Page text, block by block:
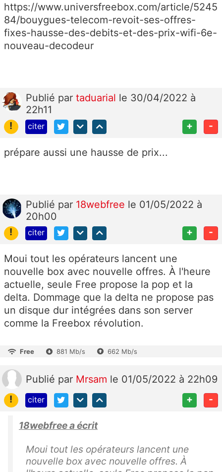
https://www.universfreebox.com/article/5245
84/bouygues-telecom-revoit-ses-offres-
fixes-hausse-des-debits-et-des-prix-wifi-6e-
nouveau-decodeur
Publié par taduarial le 30/04/2022 à
22h11
!
citer + -
prépare aussi une hausse de prix...
Publié par 18webfree le 01/05/2022 à
20h00
!
citer + -
Moui tout les opérateurs lancent une
nouvelle box avec nouvelle offres. À l'heure
actuelle, seule Free propose la pop et la
delta. Dommage que la delta ne propose pas
un disque dur intégrées dans son server
comme la Freebox révolution.
Free 881 Mb/s 662 Mb/s
Publié par Mrsam le 01/05/2022 à 22h09
!
citer + -
18webfree a écrit
Moui tout les opérateurs lancent une
nouvelle box avec nouvelle offres. À